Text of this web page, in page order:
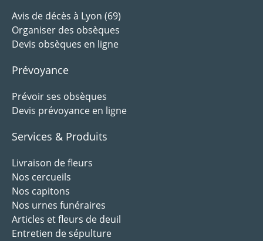
Avis de décès à Lyon (69)
Organiser des obsèques
Devis obsèques en ligne
Prévoyance
Prévoir ses obsèques
Devis prévoyance en ligne
Services & Produits
Livraison de fleurs
Nos cercueils
Nos capitons
Nos urnes funéraires
Articles et fleurs de deuil
Entretien de sépulture